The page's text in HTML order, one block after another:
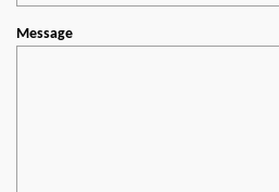
Message